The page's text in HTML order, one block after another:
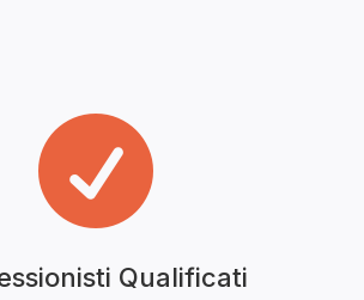

Qualificati